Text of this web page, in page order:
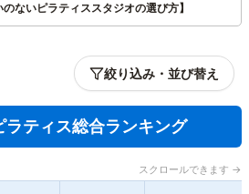
ないピラティススタジオの選び方】
絞り込み・並び替え
ラティス総合ランキング
スクロールできます →